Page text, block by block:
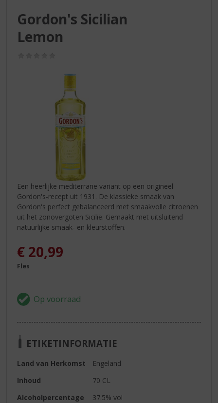
Gordon's Sicilian
Lemon
Een heerlijke mediterrane variant op een origineel
Gordon's-recept uit 1931. De klassieke smaak van
Gordon's perfect gebalanceerd met smaakvolle citroenen
uit het zonovergoten Sicilië. Gemaakt met uitsluitend
natuurlijke smaak- en kleurstoffen.
€ 20,99
Fles
ETIKETINFORMATIE
Land van Herkomst
Engeland
Inhoud
70 CL
Alcoholpercentage
37.5% vol